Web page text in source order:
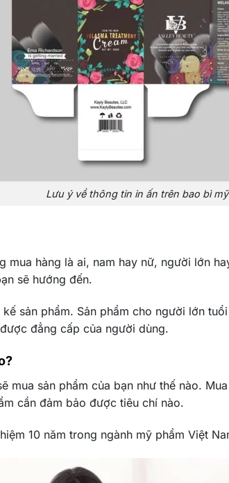
Lưu ý về thông tin in ấn trên bao bì
hàng là ai, nam hay nữ, người lớn
sẽ hướng đến.
sản phẩm. Sản phẩm cho người lớn
đẳng cấp của người dùng.
mua sản phẩm của bạn như thế nào.
cần đảm bảo được tiêu chí nào.
10 năm trong ngành mỹ phẩm Việt